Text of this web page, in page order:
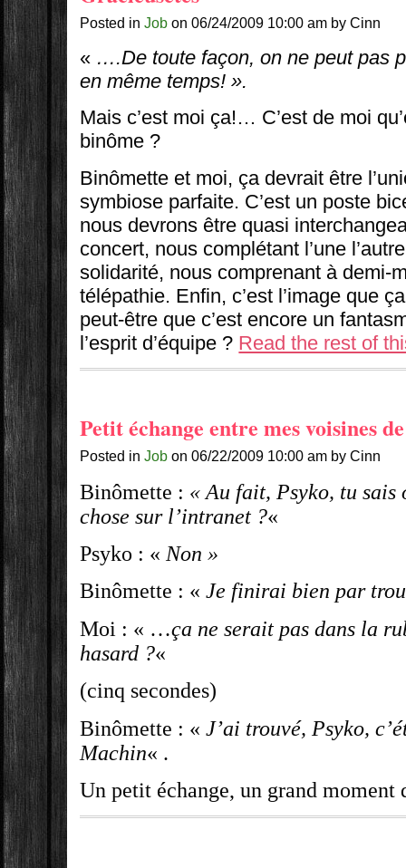
Posted inJob on 06/24/2009 10:00 am by Cinn
« ….De toute façon, on ne peut pas
en même temps! ».
Mais c’est moi ça!… C’est de moi
binôme ?
Binômette et moi, ça devrait être
symbiose parfaite. C’est un poste
nous devrons être quasi
concert, nous complétant l’une
solidarité, nous comprenant à demi-
télépathie. Enfin, c’est l’image que
peut-être que c’est encore un
l’esprit d’équipe ? Read the rest of
Petit échange entre mes voisines
Posted inJob on 06/22/2009 10:00 am by Cinn
Binômette : « Au fait, Psyko, tu sais
chose sur l’intranet ?«
Psyko : « Non »
Binômette : «Je finirai bien par
Moi : « …ça ne serait pas dans la
hasard ?«
(cinq secondes)
Binômette : «J’ai trouvé, Psyko,
Machin« .
Un petit échange, un grand moment